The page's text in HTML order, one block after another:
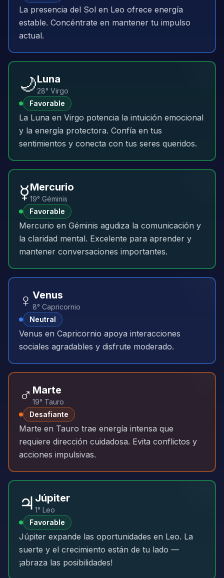
La presencia del Sol en Leo ofrece energía
estable. Concéntrate en mantener tu impulso
actual.
🌙Luna
28° Virgo
Favorable
La Luna en Virgo potencia la intuición emocional
y la energía protectora. Confía en tus
sentimientos y conecta con tus seres queridos.
☿️Mercurio
19° Géminis
Favorable
Mercurio en Géminis agudiza la comunicación y
la claridad mental. Excelente para aprender y
mantener conversaciones importantes.
♀️ Venus
8° Capricornio
Neutral
Venus en Capricornio apoya interacciones
sociales agradables y disfrute moderado.
♂️ Marte
19° Tauro
Desafiante
Marte en Tauro trae energía intensa que
requiere dirección cuidadosa. Evita conflictos y
acciones impulsivas.
♃ Júpiter
1° Leo
Favorable
Júpiter expande las oportunidades en Leo. La
suerte y el crecimiento están de tu lado —
¡abraza las posibilidades!